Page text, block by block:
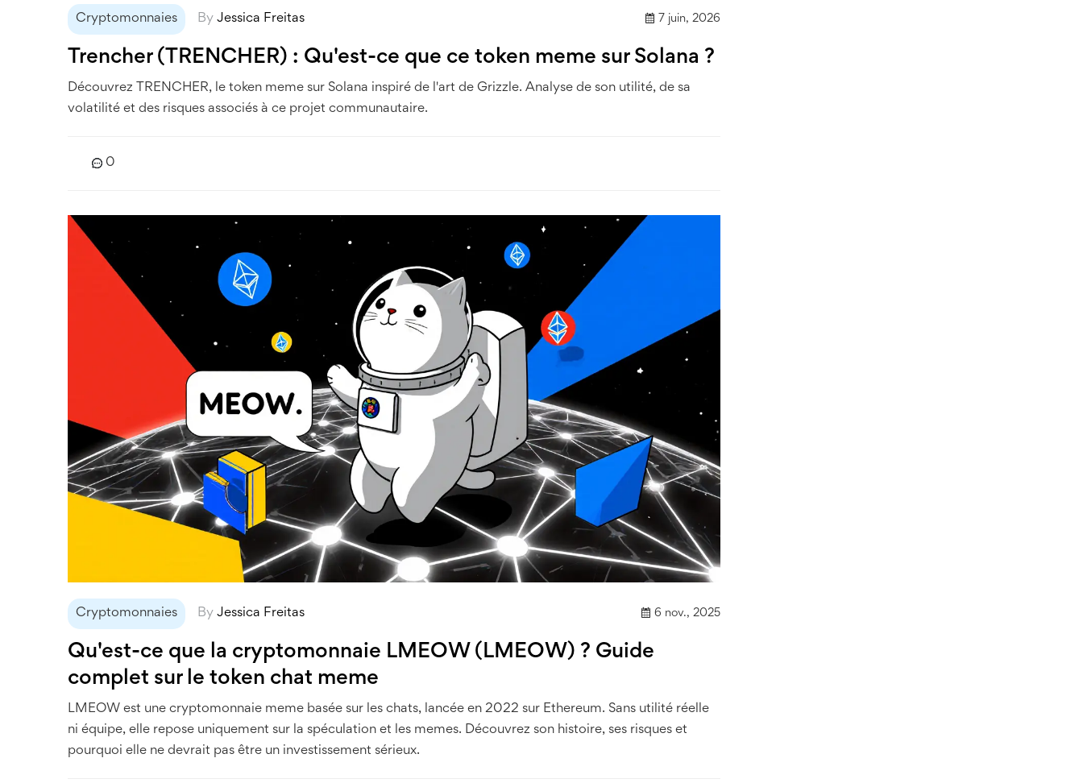
Cryptomonnaies By Jessica Freitas 7 juin, 2026
Trencher (TRENCHER) : Qu'est-ce que ce token meme sur Solana ?
Découvrez TRENCHER, le token meme sur Solana inspiré de l'art de Grizzle. Analyse de son utilité, de sa
volatilité et des risques associés à ce projet communautaire.
0
Cryptomonnaies By Jessica Freitas 6 nov., 2025
Qu'est-ce que la cryptomonnaie LMEOW (LMEOW) ? Guide
complet sur le token chat meme
LMEOW est une cryptomonnaie meme basée sur les chats, lancée en 2022 sur Ethereum. Sans utilité réelle
ni équipe, elle repose uniquement sur la spéculation et les memes. Découvrez son histoire, ses risques et
pourquoi elle ne devrait pas être un investissement sérieux.